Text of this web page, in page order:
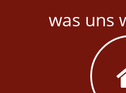
was uns